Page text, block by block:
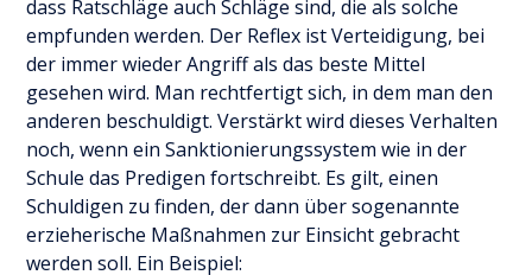
dass Ratschläge auch Schläge sind, die als solche
empfunden werden. Der Reflex ist Verteidigung, bei
der immer wieder Angriff als das beste Mittel
gesehen wird. Man rechtfertigt sich, in dem man den
anderen beschuldigt. Verstärkt wird dieses Verhalten
noch, wenn ein Sanktionierungssystem wie in der
Schule das Predigen fortschreibt. Es gilt, einen
Schuldigen zu finden, der dann über sogenannte
erzieherische Maßnahmen zur Einsicht gebracht
werden soll. Ein Beispiel: